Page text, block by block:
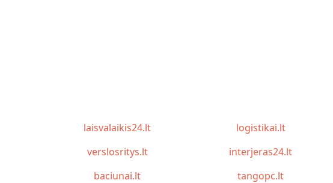
laisvalaikis24.lt logistikai.lt
verslosritys.lt
interjeras24.lt
baciunai.lt
tangopc.lt